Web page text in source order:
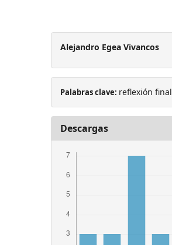
Alejandro Egea Vivancos
Palabras clave: reflexión final
Descargas